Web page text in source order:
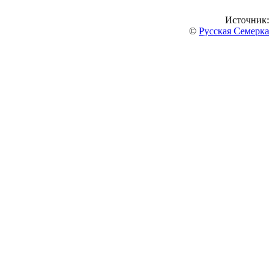
Источник:
© Русская Семерка